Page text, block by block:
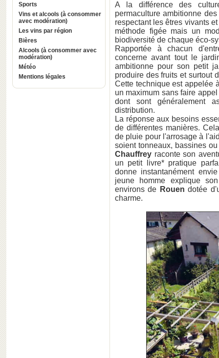
Sports
Vins et alcools (à consommer
avec modération)
Les vins par région
Bières
Alcools (à consommer avec
modération)
Météo
Mentions légales
A la différence des
permaculture ambitionne
respectant les êtres vivants
méthode figée mais un
biodiversité de chaque éco-
Rapportée à chacun
concerne avant tout le
ambitionne pour son petit
produire des fruits et surtout
Cette technique est appelée
un maximum sans faire
dont sont généralement
distribution.
La réponse aux besoins
de différentes manières.
de pluie pour l'arrosage à
soient tonneaux, bassines
Chauffrey raconte son
un petit livre* pratique
donne instantanément
jeune homme explique
environs de Rouen dotée
charme.